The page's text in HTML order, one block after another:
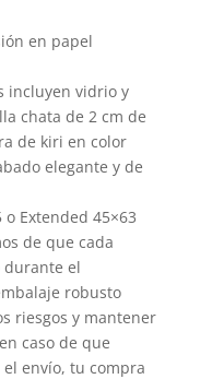
en papel
incluyen vidrio y
chata de 2 cm de
de kiri en color
elegante y de
o Extended 45×63
de que cada
durante el
robusto
riesgos y mantener
caso de que
envío, tu compra